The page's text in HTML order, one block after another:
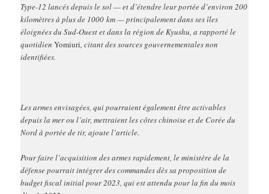
Type-12 lancés depuis le sol — et d’étendre leur portée d’environ 200
kilomètres à plus de 1000 km — principalement dans ses îles
éloignées du Sud-Ouest et dans la région de Kyushu, a rapporté le
quotidienYomiuri, citant des sources gouvernementales non
identifiées.
Les armes envisagées, qui pourraient également être activables
depuis la mer ou l’air, mettraient les côtes chinoise et de Corée du
Nord à portée de tir, ajoute l’article.
Pour faire l’acquisition des armes rapidement, le ministère de la
défense pourrait intégrer des commandes dès sa proposition de
budget fiscal initial pour 2023, qui est attendu pour la fin du mois